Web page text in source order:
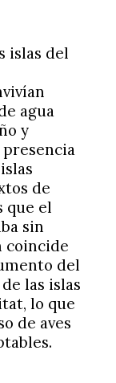
islas del
agua
y
de
que el
sin
coincide
del
las islas
lo que
de aves